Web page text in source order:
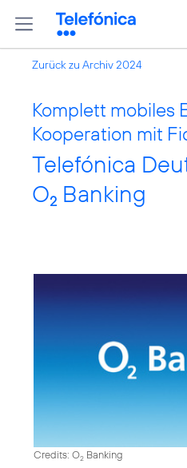
Zurück zu Archiv 2024
Komplett mobiles
Kooperation mit
Telefónica
O2 Banking
Credits: O2 Banking